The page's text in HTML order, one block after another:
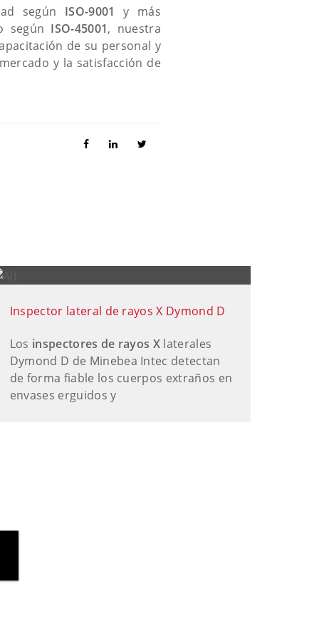
según ISO-9001
y más
según ISO-45001, nuestra
de su personal y
y la satisfacción de
Inspector lateral de rayos X Dymond D
Los inspectores de rayos X laterales
Dymond D de Minebea Intec detectan
de forma fiable los cuerpos extraños en
envases erguidos y